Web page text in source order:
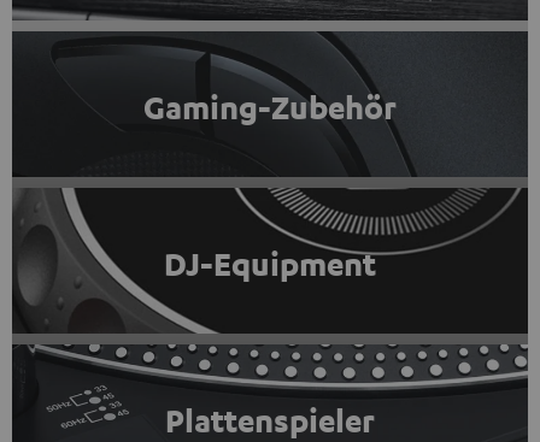
Gaming-Zubehör
DJ-Equipment
Plattenspieler